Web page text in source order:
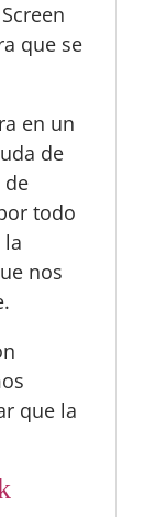
que se
en un
de
de
todo
nos
que la